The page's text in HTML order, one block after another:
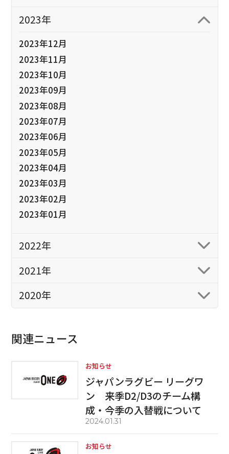
2023年
2023年12月
2023年11月
2023年10月
2023年09月
2023年08月
2023年07月
2023年06月
2023年05月
2023年04月
2023年03月
2023年02月
2023年01月
2022年
2021年
2020年
関連ニュース
お知らせ
ジャパンラグビー リーグワ
ン 来季D2/D3のチーム構
成・今季の入替戦について
2024.01.31
お知らせ